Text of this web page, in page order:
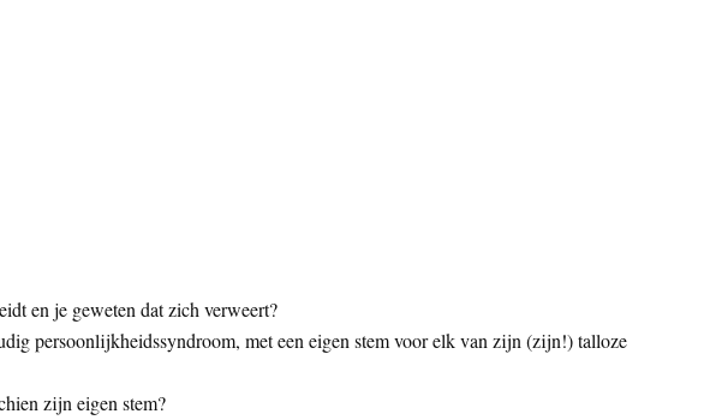
en je geweten dat zich verweert?
persoonlijkheidssyndroom, met een eigen stem voor elk van zijn (zijn!) talloze
zijn eigen stem?